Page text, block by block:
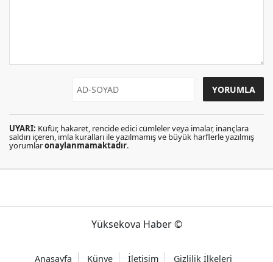
UYARI: Küfür, hakaret, rencide edici cümleler veya imalar, inançlara
saldırı içeren, imla kuralları ile yazılmamış ve büyük harflerle yazılmış
yorumlaronaylanmamaktadır.
Yüksekova Haber ©
Anasayfa Künye İletişim Gizlilik İlkeleri